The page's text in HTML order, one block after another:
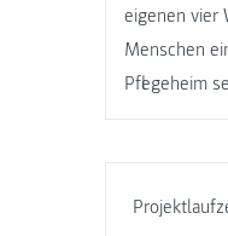
eigenen vier
Menschen
Pflegeheim